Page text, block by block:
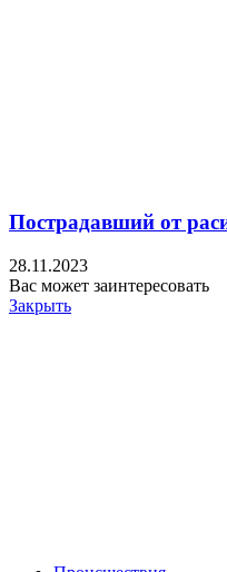
Пострадавший от
28.11.2023
Вас может заинтересовать
Закрыть